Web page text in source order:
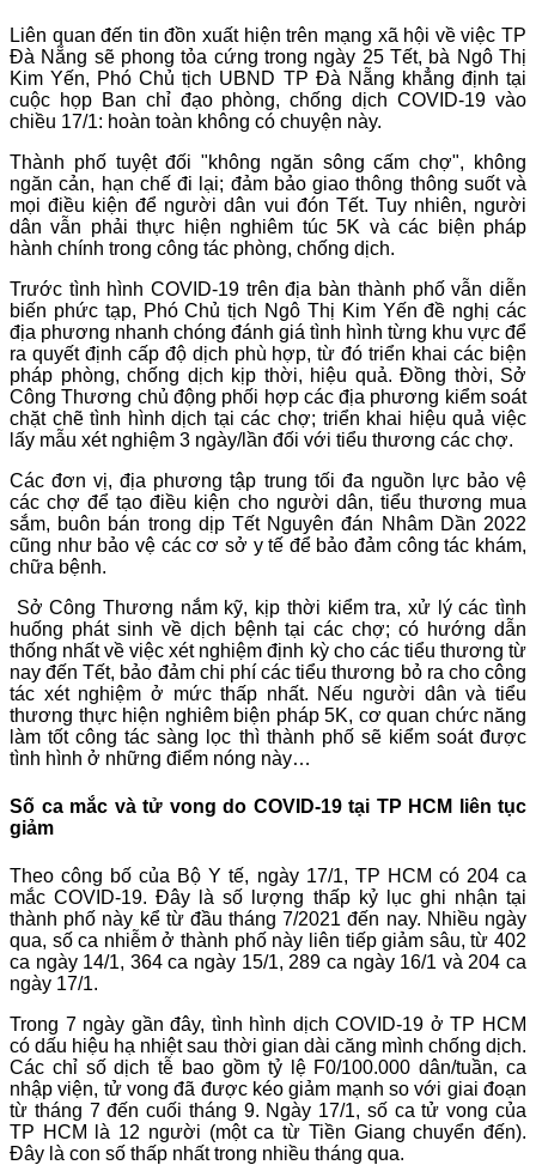
Liên quan đến tin đồn xuất hiện trên mạng xã hội về việc TP
Đà Nẵng sẽ phong tỏa cứng trong ngày 25 Tết, bà Ngô Thị
Kim Yến, Phó Chủ tịch UBND TP Đà Nẵng khẳng định tại
cuộc họp Ban chỉ đạo phòng, chống dịch COVID-19 vào
chiều 17/1: hoàn toàn không có chuyện này.
Thành phố tuyệt đối "không ngăn sông cấm chợ", không
ngăn cản, hạn chế đi lại; đảm bảo giao thông thông suốt và
mọi điều kiện để người dân vui đón Tết. Tuy nhiên, người
dân vẫn phải thực hiện nghiêm túc 5K và các biện pháp
hành chính trong công tác phòng, chống dịch.
Trước tình hình COVID-19 trên địa bàn thành phố vẫn diễn
biến phức tạp, Phó Chủ tịch Ngô Thị Kim Yến đề nghị các
địa phương nhanh chóng đánh giá tình hình từng khu vực để
ra quyết định cấp độ dịch phù hợp, từ đó triển khai các biện
pháp phòng, chống dịch kịp thời, hiệu quả. Đồng thời, Sở
Công Thương chủ động phối hợp các địa phương kiểm soát
chặt chẽ tình hình dịch tại các chợ; triển khai hiệu quả việc
lấy mẫu xét nghiệm 3 ngày/lần đối với tiểu thương các chợ.
Các đơn vị, địa phương tập trung tối đa nguồn lực bảo vệ
các chợ để tạo điều kiện cho người dân, tiểu thương mua
sắm, buôn bán trong dịp Tết Nguyên đán Nhâm Dần 2022
cũng như bảo vệ các cơ sở y tế để bảo đảm công tác khám,
chữa bệnh.
Sở Công Thương nắm kỹ, kịp thời kiểm tra, xử lý các tình
huống phát sinh về dịch bệnh tại các chợ; có hướng dẫn
thống nhất về việc xét nghiệm định kỳ cho các tiểu thương từ
nay đến Tết, bảo đảm chi phí các tiểu thương bỏ ra cho công
tác xét nghiệm ở mức thấp nhất. Nếu người dân và tiểu
thương thực hiện nghiêm biện pháp 5K, cơ quan chức năng
làm tốt công tác sàng lọc thì thành phố sẽ kiểm soát được
tình hình ở những điểm nóng này…
Số ca mắc và tử vong do COVID-19 tại TP HCM liên tục
giảm
Theo công bố của Bộ Y tế, ngày 17/1, TP HCM có 204 ca
mắc COVID-19. Đây là số lượng thấp kỷ lục ghi nhận tại
thành phố này kể từ đầu tháng 7/2021 đến nay. Nhiều ngày
qua, số ca nhiễm ở thành phố này liên tiếp giảm sâu, từ 402
ca ngày 14/1, 364 ca ngày 15/1, 289 ca ngày 16/1 và 204 ca
ngày 17/1.
Trong 7 ngày gần đây, tình hình dịch COVID-19 ở TP HCM
có dấu hiệu hạ nhiệt sau thời gian dài căng mình chống dịch.
Các chỉ số dịch tễ bao gồm tỷ lệ F0/100.000 dân/tuần, ca
nhập viện, tử vong đã được kéo giảm mạnh so với giai đoạn
từ tháng 7 đến cuối tháng 9. Ngày 17/1, số ca tử vong của
TP HCM là 12 người (một ca từ Tiền Giang chuyển đến).
Đây là con số thấp nhất trong nhiều tháng qua.